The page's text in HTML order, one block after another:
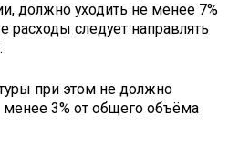
должно уходить не менее 7%
расходы следует направлять
при этом не должно
менее 3% от общего объёма